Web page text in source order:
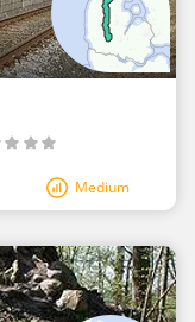
Medium